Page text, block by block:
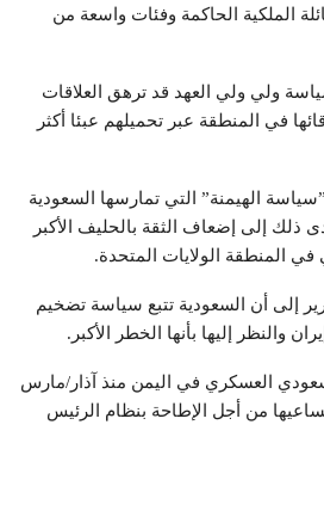
الملكية الحاكمة وفئات واسعة من
ولي ولي العهد قد ترهق العلاقات
في المنطقة عبر تحميلهم عبئا أكثر
الهيمنة” التي تمارسها السعودية
ذلك إلى إضعاف الثقة بالحليف الأكبر
في المنطقة الولايات المتحدة.
إلى أن السعودية تتبع سياسة تضخيم
والنظر إليها بأنها الخطر الأكبر.
العسكري في اليمن منذ آذار/مارس
من أجل الإطاحة بنظام الرئيس